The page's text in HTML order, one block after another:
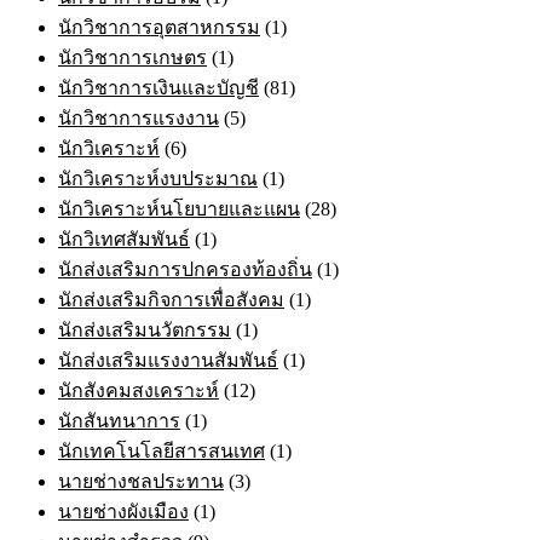
นักวิชาการอุตสาหกรรม (1)
นักวิชาการเกษตร (1)
นักวิชาการเงินและบัญชี (81)
นักวิชาการแรงงาน (5)
นักวิเคราะห์ (6)
นักวิเคราะห์งบประมาณ (1)
นักวิเคราะห์นโยบายและแผน (28)
นักวิเทศสัมพันธ์ (1)
นักส่งเสริมการปกครองท้องถิ่น (1)
นักส่งเสริมกิจการเพื่อสังคม (1)
นักส่งเสริมนวัตกรรม (1)
นักส่งเสริมแรงงานสัมพันธ์ (1)
นักสังคมสงเคราะห์ (12)
นักสันทนาการ (1)
นักเทคโนโลยีสารสนเทศ (1)
นายช่างชลประทาน (3)
นายช่างผังเมือง (1)